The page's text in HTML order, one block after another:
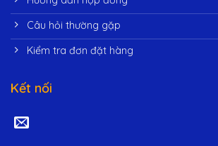
Câu hỏi thường gặp
Kiểm tra đơn đặt hàng
Kết nối